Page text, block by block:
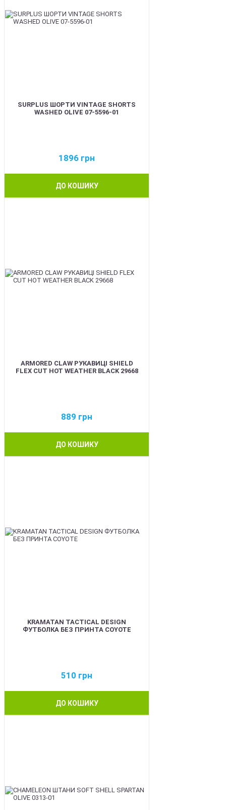
SURPLUS ШОРТИ VINTAGE SHORTS
WASHED OLIVE 07-5596-01
1896 грн
ДО КОШИКУ
ARMORED CLAW РУКАВИЦІ SHIELD
FLEX CUT HOT WEATHER BLACK 29668
889 грн
ДО КОШИКУ
KRAMATAN TACTICAL DESIGN
ФУТБОЛКА БЕЗ ПРИНТА COYOTE
510 грн
ДО КОШИКУ